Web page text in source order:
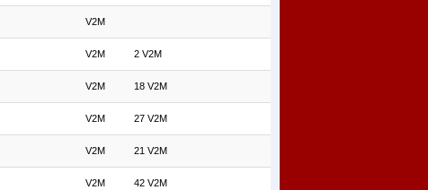
V2M
V2M 2 V2M
V2M 18 V2M
V2M 27 V2M
V2M 21 V2M
V2M 42 V2M